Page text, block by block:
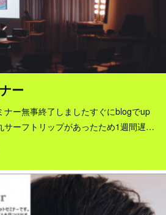
ー
ナー無事終了しましたすぐにblogでup
サーフトリップがあったため1週間遅…